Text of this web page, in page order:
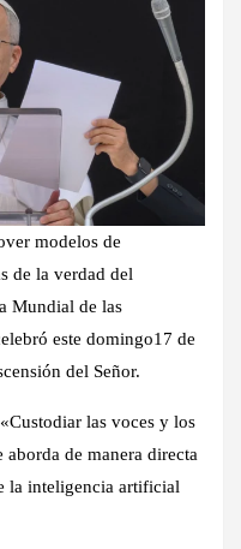
modelos de
de la verdad del
Mundial de las
este domingo17 de
del Señor.
las voces y los
aborda de manera directa
la inteligencia artificial